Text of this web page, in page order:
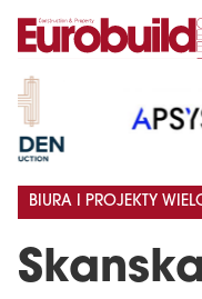
BIURA I PROJEKTY